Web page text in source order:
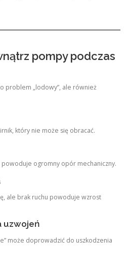
pompy podczas
problem „lodowy”, ale również
który nie może się obracać.
ogromny opór mechaniczny.
ale brak ruchu powoduje wzrost
uzwojeń
może doprowadzić do uszkodzenia